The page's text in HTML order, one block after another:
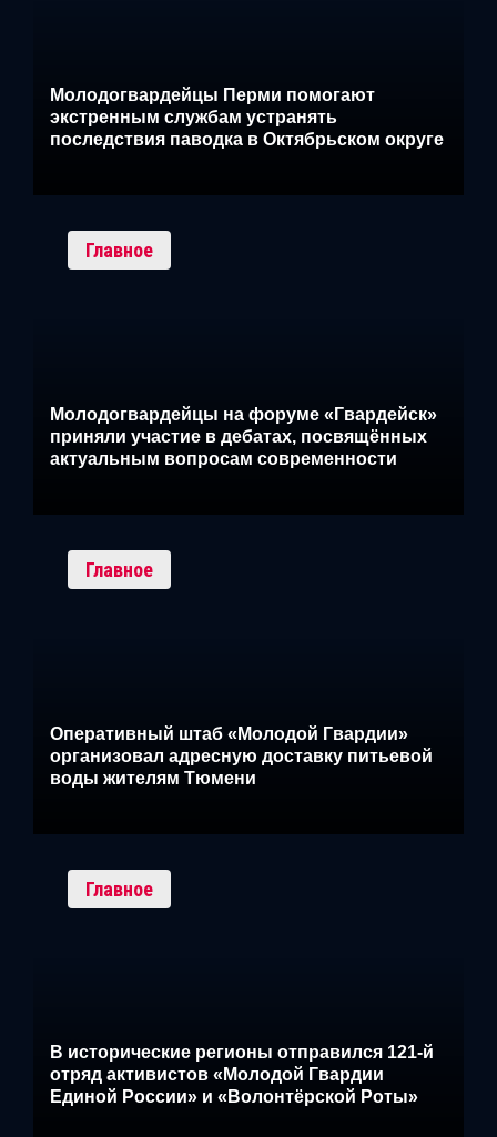
Молодогвардейцы Перми помогают
экстренным службам устранять
последствия паводка в Октябрьском округе
Главное
Молодогвардейцы на форуме «Гвардейск»
приняли участие в дебатах, посвящённых
актуальным вопросам современности
Главное
Оперативный штаб «Молодой Гвардии»
организовал адресную доставку питьевой
воды жителям Тюмени
Главное
В исторические регионы отправился 121-й
отряд активистов «Молодой Гвардии
Единой России» и «Волонтёрской Роты»